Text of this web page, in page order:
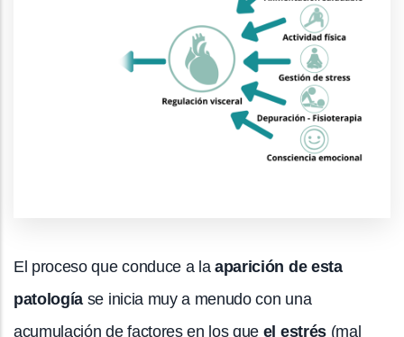
El proceso que conduce a laaparición de esta
patología se inicia muy a menudo con una
acumulación de factores en los que el estrés (mal